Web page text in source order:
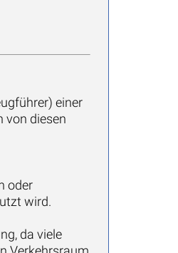
einer
von diesen
oder
wird.
da viele